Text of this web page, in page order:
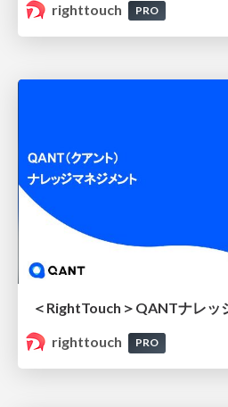
righttouch
PRO
righttouch
PRO